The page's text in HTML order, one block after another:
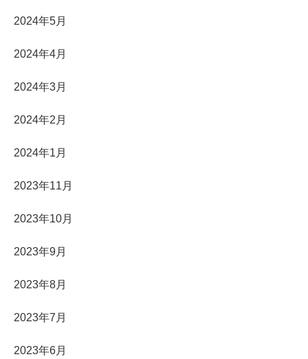
2024年5月
2024年4月
2024年3月
2024年2月
2024年1月
2023年11月
2023年10月
2023年9月
2023年8月
2023年7月
2023年6月